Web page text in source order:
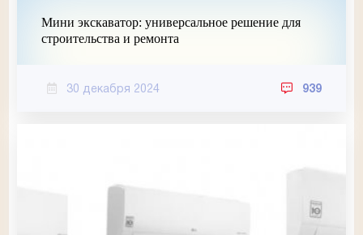
Мини экскаватор: универсальное решение для
строительства и ремонта
30 декабря 2024 939